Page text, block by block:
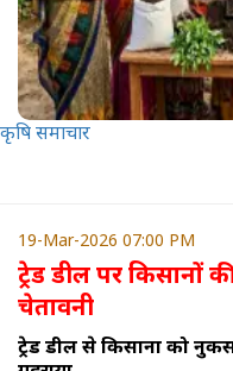
कृषि समाचार
19-Mar-2026 07:00 PM
ट्रेड डील पर किसानों
चेतावनी
ट्रेड डील से किसानों को